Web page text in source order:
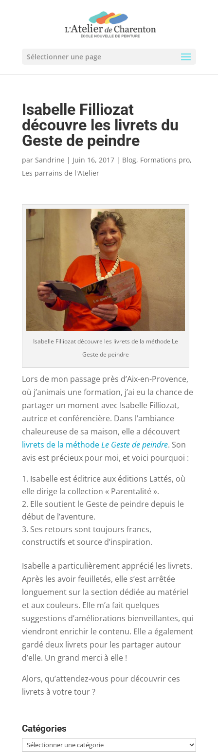
Sélectionner une page
Isabelle Filliozat
découvre les livrets du
Geste de peindre
par Sandrine | Juin 16, 2017| Blog, Formations pro,
Les parrains de l'Atelier
Isabelle Filliozat découvre les livrets de la méthode Le
Geste de peindre
Lors de mon passage près d’Aix-en-Provence,
où j’animais une formation, j’ai eu la chance de
partager un moment avec Isabelle Filliozat,
autrice et conférencière. Dans l’ambiance
chaleureuse de sa maison, elle a découvert
livrets de la méthodeLe Geste de peindre. Son
avis est précieux pour moi, et voici pourquoi :
Isabelle est éditrice aux éditions Lattés, où
elle dirige la collection « Parentalité ».
Elle soutient le Geste de peindre depuis le
début de l’aventure.
Ses retours sont toujours francs,
constructifs et source d’inspiration.
Isabelle a particulièrement apprécié les livrets.
Après les avoir feuilletés, elle s’est arrêtée
longuement sur la section dédiée au matériel
et aux couleurs. Elle m’a fait quelques
suggestions d’améliorations bienveillantes, qui
viendront enrichir le contenu. Elle a également
gardé deux livrets pour les partager autour
d’elle. Un grand merci à elle !
Alors, qu’attendez-vous pour découvrir ces
livrets à votre tour ?
Catégories
Catégories